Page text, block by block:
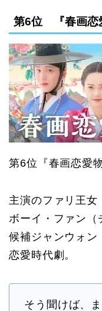
第6位 『春画恋
第6位『春画恋愛
主演のファリ王女
ボーイ・ファン（
候補ジャンウォン
恋愛時代劇。
そう聞けば、